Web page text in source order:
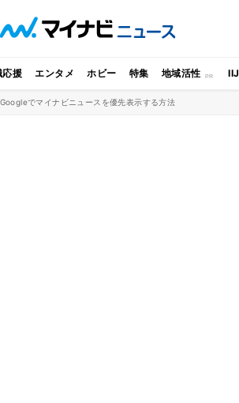
応援 エンタメ ホビー 特集 地域活性 IIJ
Googleでマイナビニュースを優先表示する方法